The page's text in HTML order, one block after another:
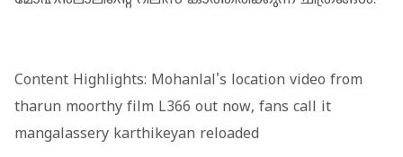
Content Highlights: Mohanlal's location video from
tharun moorthy film L366 out now, fans call it
mangalassery karthikeyan reloaded